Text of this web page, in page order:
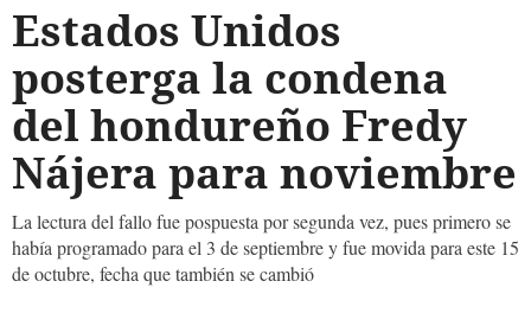
Estados Unidos
posterga la condena
del hondureño Fredy
Nájera para noviembre
La lectura del fallo fue pospuesta por segunda vez, pues primero se
había programado para el 3 de septiembre y fue movida para este 15
de octubre, fecha que también se cambió